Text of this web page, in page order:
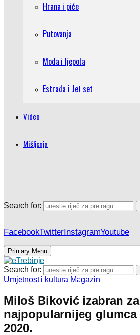
Hrana i piće
Putovanja
Moda i ljepota
Estrada i Jet set
Video
Mišljenja
Search for:
FacebookTwitterInstagramYoutube
Primary Menu
Search for:
Umjetnost i kultura Magazin
Miloš Biković izabran za
najpopularnijeg glumca
2020.